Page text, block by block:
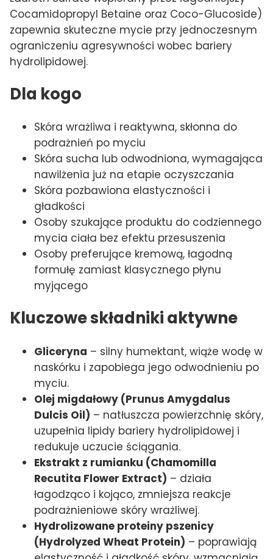
Cocamidopropyl Betaine oraz Coco-Glucoside)
zapewnia skuteczne mycie przy jednoczesnym
ograniczeniu agresywności wobec bariery
hydrolipidowej.
Dla kogo
Skóra wrażliwa i reaktywna, skłonna do
podrażnień po myciu
Skóra sucha lub odwodniona, wymagająca
nawilżenia już na etapie oczyszczania
Skóra pozbawiona elastyczności i
gładkości
Osoby szukające produktu do codziennego
mycia ciała bez efektu przesuszenia
Osoby preferujące kremową, łagodną
formułę zamiast klasycznego płynu
myjącego
Kluczowe składniki aktywne
Gliceryna – silny humektant, wiąże wodę w
naskórku i zapobiega jego odwodnieniu po
myciu.
Olej migdałowy (Prunus Amygdalus
Dulcis Oil) – natłuszcza powierzchnię skóry,
uzupełnia lipidy bariery hydrolipidowej i
redukuje uczucie ściągania.
Ekstrakt z rumianku (Chamomilla
Recutita Flower Extract) – działa
łagodząco i kojąco, zmniejsza reakcje
podrażnieniowe skóry wrażliwej.
Hydrolizowane proteiny pszenicy
(Hydrolyzed Wheat Protein) – poprawiają